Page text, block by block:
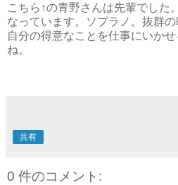
こちら↑の青野さんは先輩でした
なっています。ソプラノ。抜群の
自分の得意なことを仕事にいか
ね。
共有
0 件のコメント: